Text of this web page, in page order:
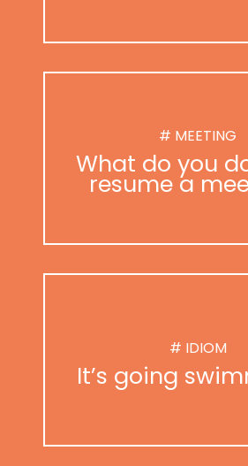
# MEETING
What do you
resume a
# IDIOM
It’s going